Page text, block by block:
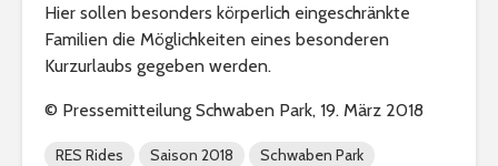
Hier sollen besonders körperlich eingeschränkte
Familien die Möglichkeiten eines besonderen
Kurzurlaubs gegeben werden.
© Pressemitteilung Schwaben Park, 19. März 2018
RES Rides Saison 2018 Schwaben Park